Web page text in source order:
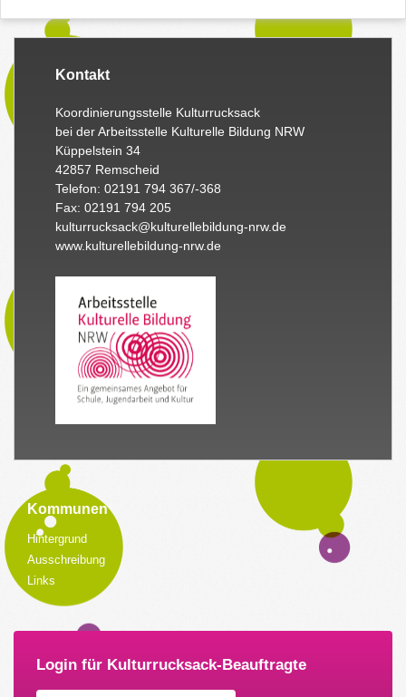
Kontakt
Koordinierungsstelle Kulturrucksack
bei der Arbeitsstelle Kulturelle Bildung NRW
Küppelstein 34
42857 Remscheid
Telefon: 02191 794 367/-368
Fax: 02191 794 205
kulturrucksack@kulturellebildung-nrw.de
www.kulturellebildung-nrw.de
Kommunen
Hintergrund
Ausschreibung
Links